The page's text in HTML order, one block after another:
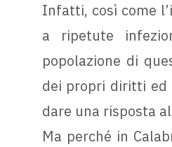
Infatti, così come
a ripetute
popolazione di
dei propri diritti ed
dare una risposta
Ma perché in